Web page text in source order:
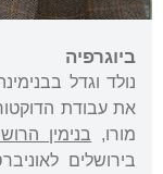
ביוגרפיה
נולד וגדל
את עבודת
מורו, בנימין
בירושלים